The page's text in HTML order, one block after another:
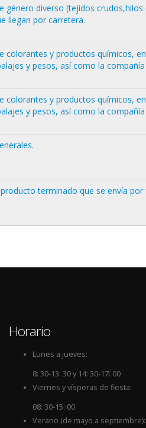
género diverso (tejidos
llegan por carretera.
colorantes y productos químicos,
y pesos, así como la
colorantes y productos químicos,
y pesos, así como la
terminado que se envía
Horario
Lunes a jueves:
8: 30-13: 30 y 14: 30-17: 00
Viernes y vísperas de fiesta:
08: 30-15: 00
Verano (de mayo a septiembre):